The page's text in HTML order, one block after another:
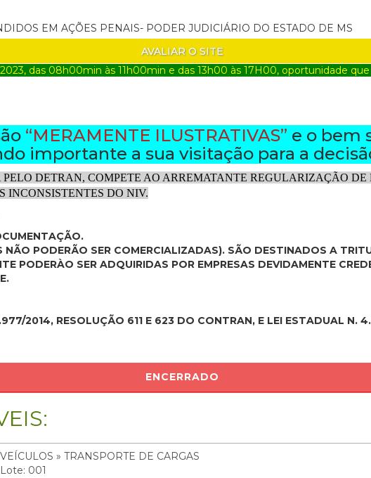
EM AÇÕES PENAIS- PODER JUDICIÁRIO DO ESTADO DE MS
AVALIAR O SITE
das 08h00min às 11h00min e das 13h00 às 17H00, oportunidade
“MERAMENTE ILUSTRATIVAS” e o bem
importante a sua visitação para a
DETRAN, COMPETE AO ARREMATANTE REGULARIZAÇÃO DE
INCONSISTENTES DO NIV.
NÃO PODERÃO SER COMERCIALIZADAS). SÃO DESTINADOS A
PODERÀO SER ADQUIRIDAS POR EMPRESAS DEVIDAMENTE
2014, RESOLUÇÃO 611 E 623 DO CONTRAN, E LEI ESTADUAL
ENCERRADO
VEÍCULOS » TRANSPORTE DE CARGAS
Lote: 001